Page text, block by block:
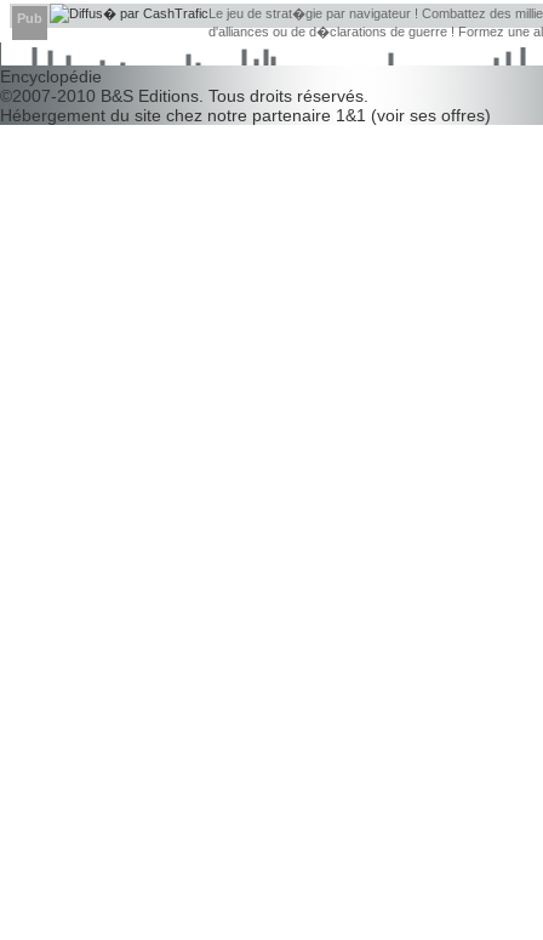
Pub
Le jeu de strat�gie par navigateur ! Combattez des
d'alliances ou de d�clarations de guerre ! Formez une
d�couvrir leurs faiblesses !
Encyclopédie
©2007-2010 B&S Editions . Tous droits réservés.
Hébergement du site chez notre partenaire 1&1 (voir ses offres)